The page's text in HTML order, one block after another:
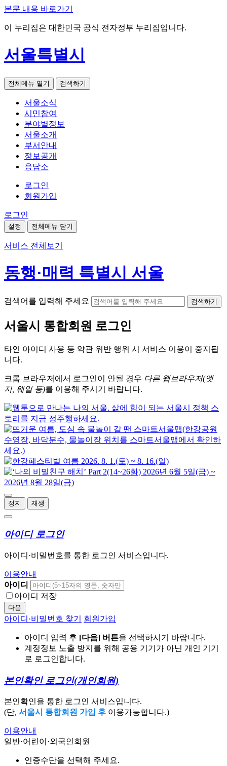
본문 내용 바로가기
이 누리집은 대한민국 공식 전자정부 누리집입니다.
서울특별시
전체메뉴 열기 검색하기
서울소식
시민참여
분야별정보
서울소개
부서안내
정보공개
응답소
로그인
회원가입
로그인
설정 전체메뉴 닫기
서비스 전체보기
동행·매력 특별시 서울
검색어를 입력해 주세요 검색하기
서울시 통합회원 로그인
타인 아이디 사용 등 약관 위반 행위 시 서비스 이용이 중지됩
니다.
크롬 브라우저에서 로그인이 안될 경우 다른 웹브라우저(엣
지, 웨일 등)를 이용해 주시기 바랍니다.
정지 재생
아이디 로그인
아이디·비밀번호를 통한 로그인 서비스입니다.
이용안내
아이디
아이디 저장
다음
아이디·비밀번호 찾기 회원가입
아이디 입력 후 [다음] 버튼을 선택하시기 바랍니다.
계정정보 노출 방지를 위해 공용 기기가 아닌 개인 기기
로 로그인합니다.
본인확인 로그인(개인회원)
본인확인을 통한 로그인 서비스입니다.
(단, 서울시 통합회원 가입 후 이용가능합니다.)
이용안내
일반·어린이·외국인회원
인증수단을 선택해 주세요.